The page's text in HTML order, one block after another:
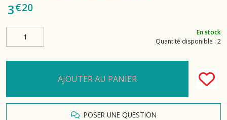
3€20
En stock
Quantité disponible : 2
AJOUTER AU PANIER
POSER UNE QUESTION